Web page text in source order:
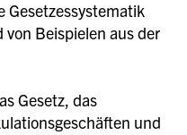
Gesetzessystematik
Beispielen aus der
Gesetz, das
und